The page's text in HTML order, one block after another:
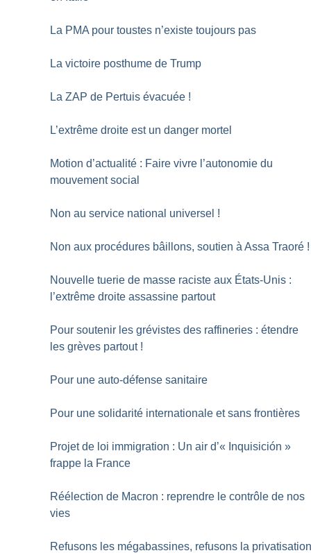
La PMA pour toustes n’existe toujours pas
La victoire posthume de Trump
La ZAP de Pertuis évacuée !
L’extrême droite est un danger mortel
Motion d’actualité : Faire vivre l’autonomie du
mouvement social
Non au service national universel !
Non aux procédures bâillons, soutien à Assa Traoré !
Nouvelle tuerie de masse raciste aux États-Unis :
l’extrême droite assassine partout
Pour soutenir les grévistes des raffineries : étendre
les grèves partout !
Pour une auto-défense sanitaire
Pour une solidarité internationale et sans frontières
Projet de loi immigration : Un air d’« Inquisición »
frappe la France
Réélection de Macron : reprendre le contrôle de nos
vies
Refusons les mégabassines, refusons la